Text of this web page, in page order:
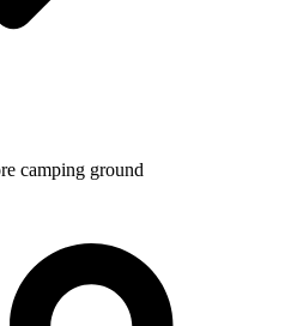
camping ground